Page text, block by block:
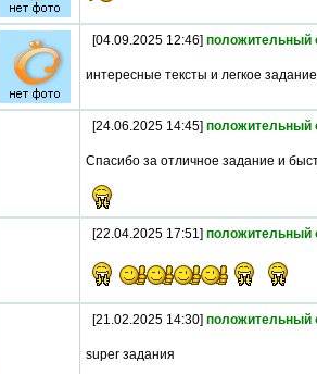
[04.09.2025 12:46] положительный
интересные тексты и легкое
[24.06.2025 14:45] положительный
Спасибо за отличное задание и
[22.04.2025 17:51] положительный
[21.02.2025 14:30] положительный
super задания